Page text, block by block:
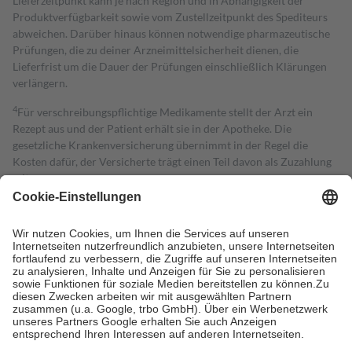
Produktverfügbarkeit sowie vom Zustellzeitpunkt des Spediteurs
abweichen. Darüber hinaus können notwendige pharmazeutische
Prüfungen, die zu deiner Arzneimittelsicherheit dienen, die
Lieferfrist um die Dauer der Prüfungen einschließlich Klärungen
verlängern.
4Für verschreibungspflichtige Medikamente stellt der Arzt ein
Rezept aus und der Patient erhält sie in der Apotheke. Die
gesetzliche Krankenversicherung übernimmt in der Regel die
Kosten dafür, der Versicherte trägt einen Teil davon als Zuzahlung
mit.
Grundsätzlich leisten Mitglieder Zuzahlungen in Höhe von zehn
höchstens zehn Euro.
Es sind jedoch nie mehr als die tatsächlichen
Kosten der Leistung zu entrichten.
Diese Regeln gelten grundsätzlich auch für Online-Apotheken.
Bei Heilmitteln und häuslicher Krankenpflege beträgt die
Zuzahlung zehn Prozent der Kosten sowie zehn Euro je
Verordnung.
Um das Engagement der Versicherten für ihre eigene Gesundheit zu
stärken und die besondere Stellung der Familie zu unterstützen,